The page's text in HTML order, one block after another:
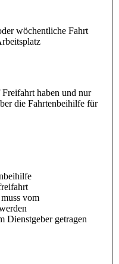
wöchentliche Fahrt
haben und nur
die Fahrtenbeihilfe für
vom
Dienstgeber getragen